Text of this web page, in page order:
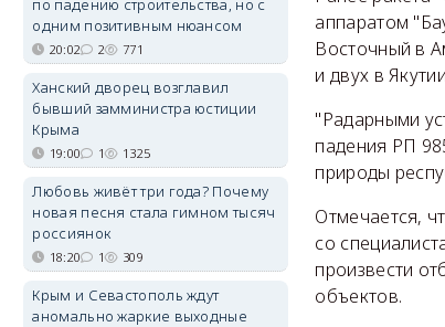
аппаратом
Восточный в
и двух в
"Радарными
падения РП
природы
Отмечается,
со
произвести
объектов.
по падению строительства, но с
одним позитивным нюансом
20:02 2 771
Ханский дворец возглавил
бывший замминистра юстиции
Крыма
19:00 1 1325
Любовь живёт три года? Почему
новая песня стала гимном тысяч
россиянок
18:20 1 309
Крым и Севастополь ждут
аномально жаркие выходные